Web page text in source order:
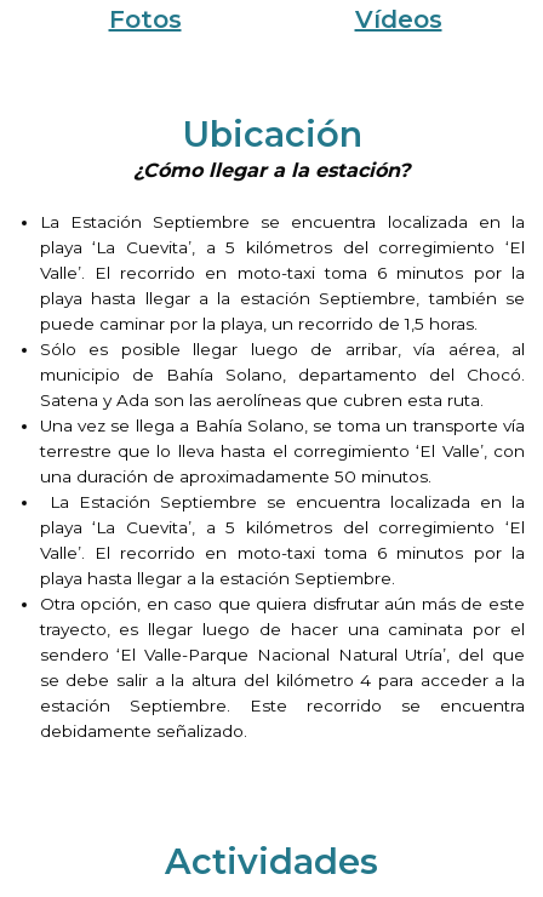
Fotos Vídeos
Ubicación
¿Cómo llegar a la estación?
La Estación Septiembre se encuentra localizada en la
playa ‘La Cuevita’, a 5 kilómetros del corregimiento ‘El
Valle’. El recorrido en moto-taxi toma 6 minutos por la
playa hasta llegar a la estación Septiembre, también se
puede caminar por la playa, un recorrido de 1,5 horas.
Sólo es posible llegar luego de arribar, vía aérea, al
municipio de Bahía Solano, departamento del Chocó.
Satena y Ada son las aerolíneas que cubren esta ruta.
Una vez se llega a Bahía Solano, se toma un transporte vía
terrestre que lo lleva hasta el corregimiento ‘El Valle’, con
una duración de aproximadamente 50 minutos.
La Estación Septiembre se encuentra localizada en la
playa ‘La Cuevita’, a 5 kilómetros del corregimiento ‘El
Valle’. El recorrido en moto-taxi toma 6 minutos por la
playa hasta llegar a la estación Septiembre.
Otra opción, en caso que quiera disfrutar aún más de este
trayecto, es llegar luego de hacer una caminata por el
sendero ‘El Valle-Parque Nacional Natural Utría’, del que
se debe salir a la altura del kilómetro 4 para acceder a la
estación Septiembre. Este recorrido se encuentra
debidamente señalizado.
Actividades